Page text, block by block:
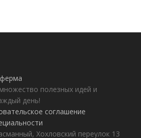
полезных идей и
день!
соглашение
Хохловский переулок 13